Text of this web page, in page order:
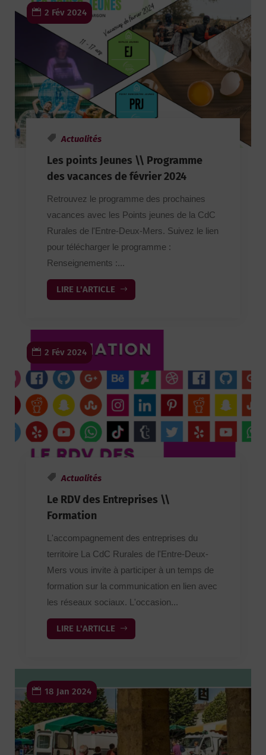
2 Fév 2024
Actualités
Les points Jeunes \\ Programme
des vacances de février 2024
Retrouvez le programme des prochaines
vacances avec les Points jeunes de la CdC
Rurales de l'Entre-Deux-Mers. Suivez le lien
pour télécharger le programme :
Renseignements :...
LIRE L'ARTICLE
2 Fév 2024
Actualités
Le RDV des Entreprises \\
Formation
L'accompagnement des entreprises du
territoire La CdC Rurales de l'Entre-Deux-
Mers vous invite à participer à un temps de
formation sur la communication en lien avec
les réseaux sociaux. L'occasion...
LIRE L'ARTICLE
18 Jan 2024